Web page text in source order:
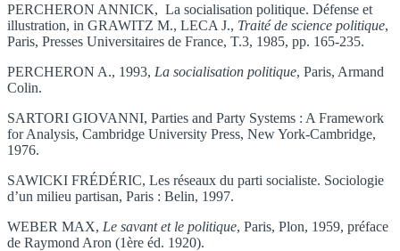
PERCHERON ANNICK, La socialisation politique. Défense et
illustration, in GRAWITZ M., LECA J., Traité de science politique,
Paris, Presses Universitaires de France, T.3, 1985, pp. 165-235.
PERCHERON A., 1993, La socialisation politique, Paris, Armand
Colin.
SARTORI GIOVANNI, Parties and Party Systems : A Framework
for Analysis, Cambridge University Press, New York-Cambridge,
1976.
SAWICKI FRÉDÉRIC, Les réseaux du parti socialiste. Sociologie
d’un milieu partisan, Paris : Belin, 1997.
WEBER MAX, Le savant et le politique, Paris, Plon, 1959, préface
de Raymond Aron (1ère éd. 1920).